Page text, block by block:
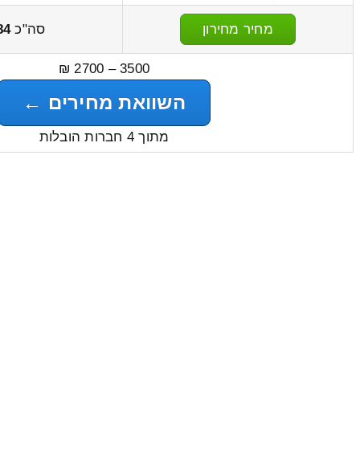
מחיר מחירון סה"כ
3500 – 2700 ₪
השוואת מחירים ←
מתוך 4 חברות הובלות